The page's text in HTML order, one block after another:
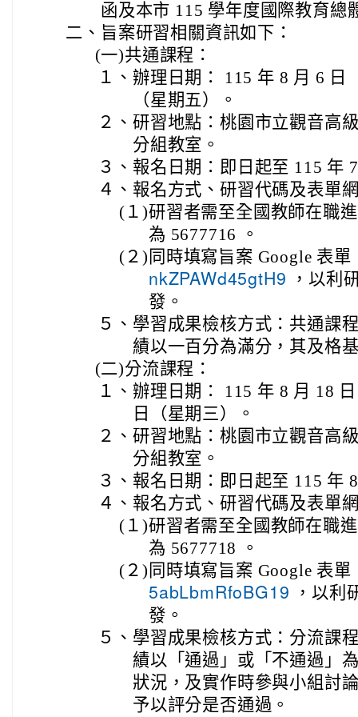
函及本市 115 學年度國際教育總
二、 旨案研習相關資訊如下：
(一)共通課程：
１、 辦理日期： 115 年 8 月 6 日
（星期五）。
２、 研習地點：桃園市立觀音高
分組教室。
３、 報名日期：即日起至 115 年
４、 報名方式、研習代碼及表單
(１)研習者需至全國教師在職
為 5677716 。
(２) 同時填寫旨案 Google 表
nkZPAWd45gtH9
，以利
發。
５、 學習成果檢核方式：共通課
績以一百分為滿分，其及格
(二)分流課程：
１、 辦理日期： 115 年 8 月 18
日（星期三）。
２、 研習地點：桃園市立觀音高
分組教室。
３、 報名日期：即日起至 115 年
４、 報名方式、研習代碼及表單
(１)研習者需至全國教師在職
為 5677718 。
(２) 同時填寫旨案 Google 表
5abLbmRfoBG19
，以利
發。
５、 學習成果檢核方式：分流課
績以「通過」或「不通過」
狀況，及實作時參與小組討
予以評分是否通過。